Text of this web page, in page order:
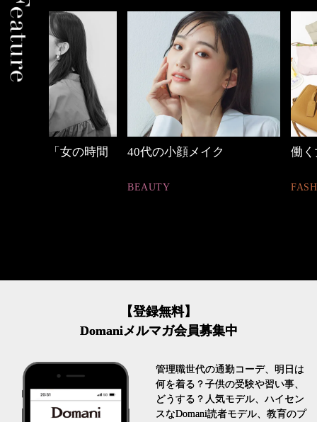
40代の小顔メイク 働く女性のバッグ
【登録無料】
Domaniメルマガ会員募集中
管理職世代の通勤コーデ、明日は
何を着る？子供の受験や習い事、
どうする？人気モデル、ハイセン
スなDomani読者モデル、教育のプ